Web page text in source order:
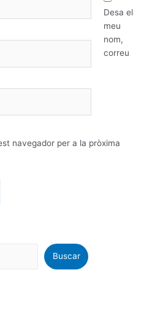
Desa el
meu
nom,
correu
navegador per a la pròxima
Buscar